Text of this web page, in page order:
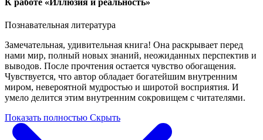
Познавательная литература
Замечательная, удивительная книга! Она раскрывает перед
нами мир, полный новых знаний, неожиданных перспектив и
выводов. После прочтения остается чувство обогащения.
Чувствуется, что автор обладает богатейшим внутренним
миром, невероятной мудростью и широтой восприятия. И
умело делится этим внутренним сокровищем с читателями.
Показать полностью Скрыть